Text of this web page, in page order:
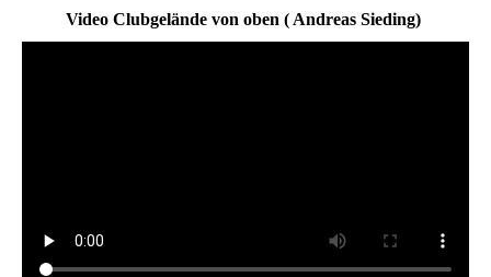
Video Clubgelände von oben ( Andreas Sieding)